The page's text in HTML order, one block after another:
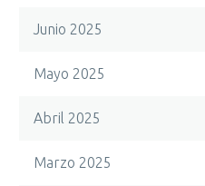
Junio 2025
Mayo 2025
Abril 2025
Marzo 2025